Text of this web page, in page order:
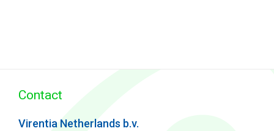
Contact
Virentia Netherlands b.v.